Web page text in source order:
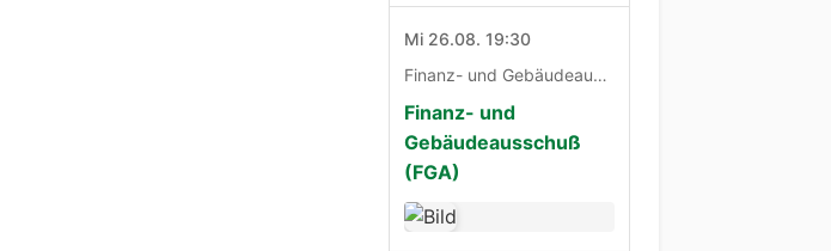
Mi 26.08. 19:30
Finanz- und Gebäudeausschuß
Finanz- und
Gebäudeausschuß
(FGA)